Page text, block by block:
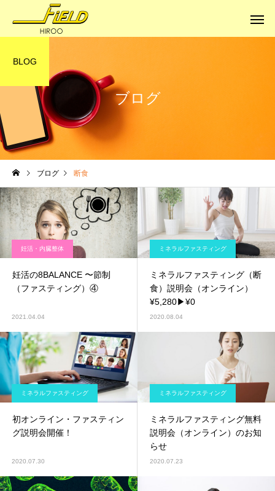
体はサビていく 本当の健康に
ブログ
BLOG
ブログ 断食
妊活・内臓整体
妊活の8BALANCE 〜節制
（ファスティング）④
2021.04.04
ミネラルファスティング
ミネラルファスティング（断
食）説明会（オンライン）
¥5,280▶︎¥0
2020.08.04
ミネラルファスティング
初オンライン・ファスティン
グ説明会開催！
2020.07.30
ミネラルファスティング
ミネラルファスティング無料
説明会（オンライン）のお知
らせ
2020.07.23